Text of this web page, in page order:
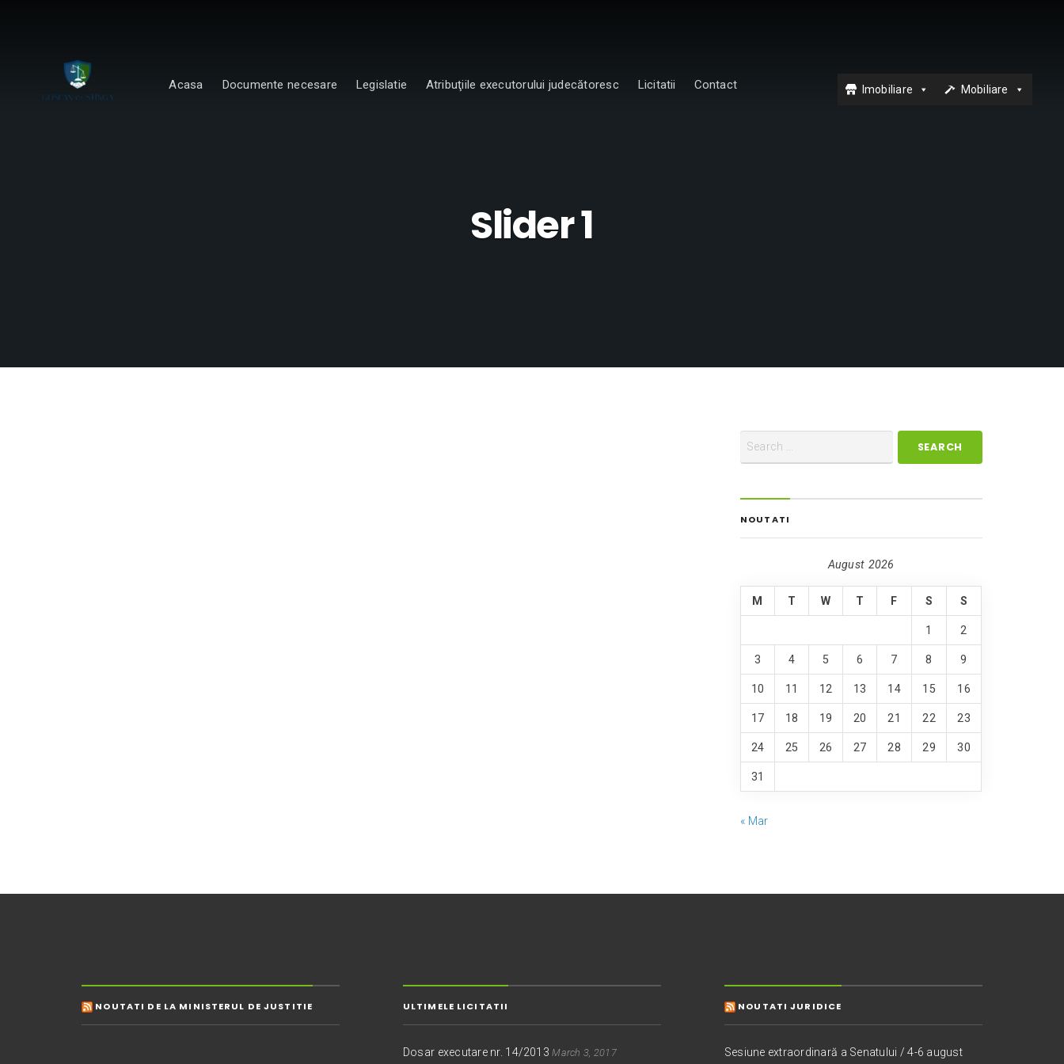
Acasa Documente necesare Legislatie Atribuţiile executorului judecătoresc Licitatii Contact Imobiliare Mobiliare
Slider 1
NOUTATI
August 2026
M T W T F S S
1 2
3 4 5 6 7 8 9
10 11 12 13 14 15 16
17 18 19 20 21 22 23
24 25 26 27 28 29 30
31
« Mar
NOUTATI DE LA MINISTERUL DE JUSTITIE ULTIMELE LICITATII
Dosar executare nr. 14/2013 March 3, 2017
NOUTATI JURIDICE
Sesiune extraordinară a Senatului / 4-6 august